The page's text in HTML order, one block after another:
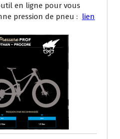
en ligne pour vous
pression de pneu : lien